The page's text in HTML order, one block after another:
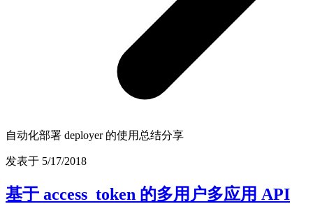
自动化部署 deployer 的使用总结分享
发表于 5/17/2018
基于 access_token 的多用户多应用 API